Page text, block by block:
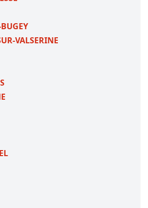
VALSERINE